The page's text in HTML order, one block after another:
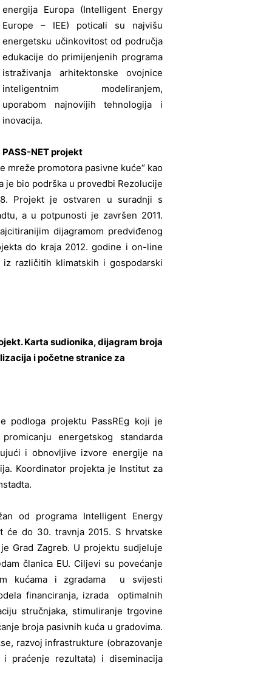
energija Europa (Intelligent Energy
Europe – IEE) poticali su najvišu
energetsku učinkovitost od područja
edukacije do primijenjenih programa
istraživanja arhitektonske ovojnice
inteligentnim modeliranjem,
uporabom najnovijih tehnologija i
inovacija.
PASS-NET projekt
mreže promotora pasivne kuće“ kao
je bio podrška u provedbi Rezolucije
Projekt je ostvaren u suradnji s
a u potpunosti je završen 2011.
dijagramom predviđenog
do kraja 2012. godine i on-line
različitih klimatskih i gospodarski
Karta sudionika, dijagram broja
i početne stranice za
podloga projektu PassREg koji je
energetskog standarda
i obnovljive izvore energije na
Koordinator projekta je Institut za
od programa Intelligent Energy
će do 30. travnja 2015. S hrvatske
Grad Zagreb. U projektu sudjeluje
članica EU. Ciljevi su povećanje
kućama i zgradama u svijesti
financiranja, izrada optimalnih
stručnjaka, stimuliranje trgovine
broja pasivnih kuća u gradovima.
razvoj infrastrukture (obrazovanje
praćenje rezultata) i diseminacija